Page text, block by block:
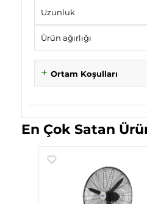
Uzunluk
Ürün ağırlığı
Ortam Koşulları
En Çok Satan